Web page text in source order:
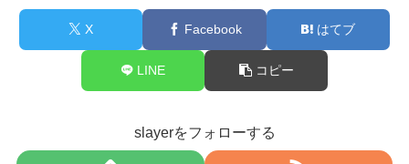
X Facebook はてブ
LINE コピー
slayerをフォローする